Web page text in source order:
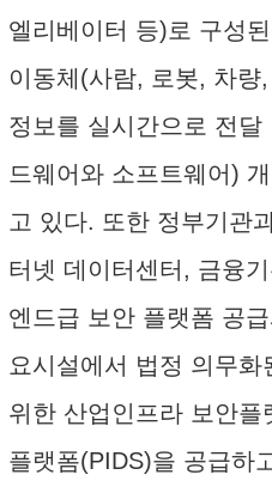
엘리베이터 등)로 구성
이동체(사람, 로봇, 차량
정보를 실시간으로 전
드웨어와 소프트웨어)
고 있다. 또한 정부기관
터넷 데이터센터, 금융
엔드급 보안 플랫폼 공
요시설에서 법정 의무
위한 산업인프라 보안
플랫폼(PIDS)을 공급하